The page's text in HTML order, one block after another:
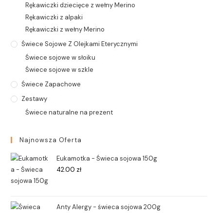
Rękawiczki dziecięce z wełny Merino
Rękawiczki z alpaki
Rękawiczki z wełny Merino
Świece Sojowe Z Olejkami Eterycznymi
Świece sojowe w słoiku
Świece sojowe w szkle
Świece Zapachowe
Zestawy
Świece naturalne na prezent
Najnowsza Oferta
Eukamotka - Świeca sojowa 150g
42.00 zł
Anty Alergy - świeca sojowa 200g